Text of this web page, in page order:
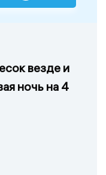
везде и
ночь на 4